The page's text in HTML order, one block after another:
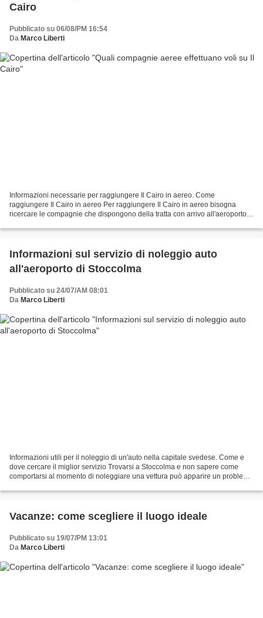
Cairo
Pubblicato su 06/08/PM 16:54
Da Marco Liberti
Informazioni necessarie per raggiungere Il Cairo in aereo. Come
raggiungere Il Cairo in aereo Per raggiungere Il Cairo in aereo bisogna
ricercare le compagnie che dispongono della tratta con arrivo all'aeroporto
Informazioni sul servizio di noleggio auto
all'aeroporto di Stoccolma
Pubblicato su 24/07/AM 08:01
Da Marco Liberti
Informazioni utili per il noleggio di un'auto nella capitale svedese. Come e
dove cercare il miglior servizio Trovarsi a Stoccolma e non sapere come
comportarsi al momento di noleggiare una vettura può apparire un problema
Vacanze: come scegliere il luogo ideale
Pubblicato su 19/07/PM 13:01
Da Marco Liberti